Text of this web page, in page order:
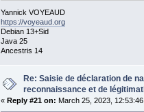
Yannick VOYEAUD
https://voyeaud.org
Debian 13+Sid
Java 25
Ancestris 14
Re: Saisie de déclaration de
reconnaissance et de
« Reply #21 on: March 25, 2023,